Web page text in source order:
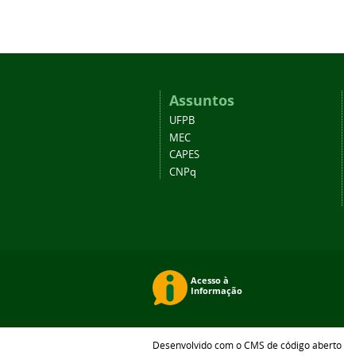
Assuntos
UFPB
MEC
CAPES
CNPq
Desenvolvido com o CMS de código aberto